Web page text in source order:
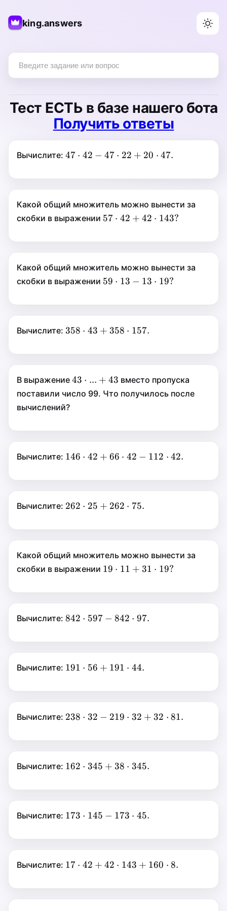
king.answers
Тест ЕСТЬ в базе нашего бота
Получить ответы
Вычислите: 47\cdot42-
47 ⋅
22
47.
47 ⋅ 42 − 47 ⋅ 22 + 20 ⋅ 47.
Какой общий множитель можно вынести за
скобки в выражении 57 ⋅
57 ⋅ 42 + 42 ⋅ 143?
Какой общий множитель можно вынести за
скобки в выражении 59\cdot13-
59 ⋅
19?
59 ⋅ 13 − 13 ⋅ 19?
Вычислите: 358\cdot43+358\cdot157.
358 ⋅
157.
358 ⋅ 43 + 358 ⋅ 157.
В выражение 43\cdot...+43
43 ⋅
... +
43 ⋅ ... + 43 вместо пропуска
поставили число 99. Что получилось после
вычислений?
Вычислите: 146\cdot42+66\cdot42-
146 ⋅
42
−
112
146 ⋅ 42 + 66 ⋅ 42 − 112 ⋅ 42.
Вычислите: 262\cdot25+262\cdot75.
262 ⋅
75.
262 ⋅ 25 + 262 ⋅ 75.
Какой общий множитель можно вынести за
скобки в выражении 19\cdot11+31\cdot19?
19 ⋅
?
19 ⋅ 11 + 31 ⋅ 19?
Вычислите: 842\cdot597-
842 ⋅
97.
842 ⋅ 597 − 842 ⋅ 97.
Вычислите: 191\cdot56+191\cdot44.
191 ⋅
44.
191 ⋅ 56 + 191 ⋅ 44.
Вычислите: 238\cdot32-
238 ⋅
32
+
32
238 ⋅ 32 − 219 ⋅ 32 + 32 ⋅ 81.
Вычислите: 162\cdot345+38\cdot345.
162 ⋅
345.
162 ⋅ 345 + 38 ⋅ 345.
Вычислите: 173\cdot145-
173 ⋅
45.
173 ⋅ 145 − 173 ⋅ 45.
Вычислите: 17 ⋅
17 ⋅ 42 + 42 ⋅ 143 + 160 ⋅ 8.